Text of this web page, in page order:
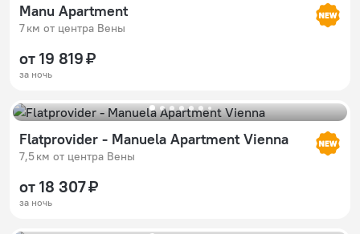
Manu Apartment
7 км от центра Вены
от 19 819 ₽
за ночь
Flatprovider - Manuela Apartment Vienna
7,5 км от центра Вены
от 18 307 ₽
за ночь